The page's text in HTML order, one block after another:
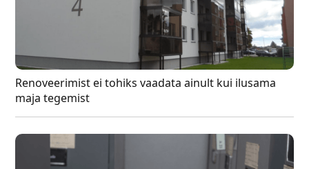
Renoveerimist ei tohiks vaadata ainult kui ilusama
maja tegemist